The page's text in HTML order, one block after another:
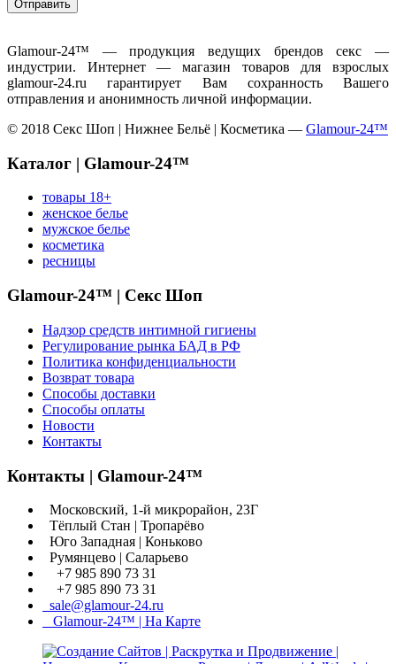
Glamour-24™ — продукция ведущих брендов секс —
индустрии. Интернет — магазин товаров для взрослых
glamour-24.ru гарантирует Вам сохранность Вашего
отправления и анонимность личной информации.
© 2018 Секс Шоп | Нижнее Бельё | Косметика — Glamour-24™
Каталог | Glamour-24™
товары 18+
женское белье
мужское белье
косметика
ресницы
Glamour-24™ | Секс Шоп
Надзор средств интимной гигиены
Регулирование рынка БАД в РФ
Политика конфиденциальности
Возврат товара
Способы доставки
Способы оплаты
Новости
Контакты
Контакты | Glamour-24™
Московский, 1-й микрорайон, 23Г
Тёплый Стан | Тропарёво
Юго Западная | Коньково
Румянцево | Саларьево
+7 985 890 73 31
+7 985 890 73 31
sale@glamour-24.ru
Glamour-24™ | На Карте